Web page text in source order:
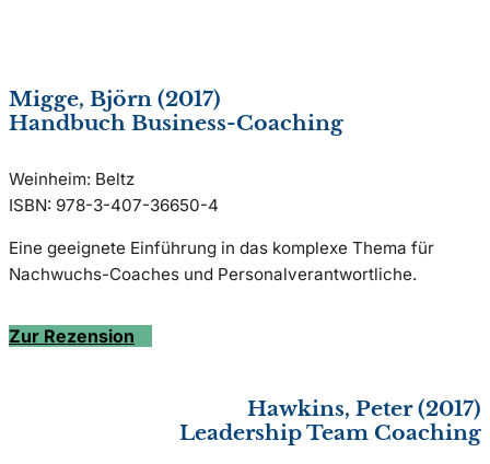
Migge, Björn (2017)
Handbuch Business-Coaching
Weinheim: Beltz
ISBN: 978-3-407-36650-4
Eine geeignete Einführung in das komplexe Thema für
Nachwuchs-Coaches und Personalverantwortliche.
Zur Rezension
Hawkins, Peter (2017)
Leadership Team Coaching